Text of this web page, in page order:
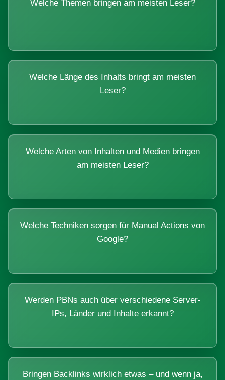
Welche Themen bringen am meisten Leser?
Welche Länge des Inhalts bringt am meisten
Leser?
Welche Arten von Inhalten und Medien bringen
am meisten Leser?
Welche Techniken sorgen für Manual Actions von
Google?
Werden PBNs auch über verschiedene Server-
IPs, Länder und Inhalte erkannt?
Bringen Backlinks wirklich etwas – und wenn ja,